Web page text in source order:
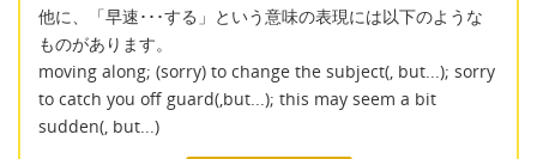
他に、「早速･･･する」という意味の表現には以下のような
ものがあります。
moving along; (sorry) to change the subject(, but...); sorry
to catch you off guard(,but...); this may seem a bit
sudden(, but...)